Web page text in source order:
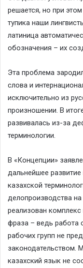
решается, но при
тупика наши
латиница
обозначения – их
Эта проблема
слова и
исключительно из
произношении. В
развивалась из-за
терминологии.
В «Концепции»
дальнейшее развитие
казахской
делопроизводства
реализован
фраза – ведь работа
рабочих групп не
законодательством.
казахский язык не